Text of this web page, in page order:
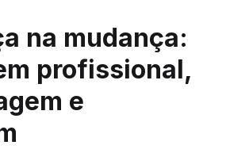
na mudança:
profissional,
e